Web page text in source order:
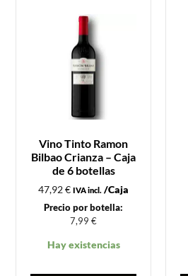
Vino Tinto Ramon
Bilbao Crianza – Caja
de 6 botellas
47,92€ IVA incl. /Caja
Precio por botella:
7,99€
Hay existencias